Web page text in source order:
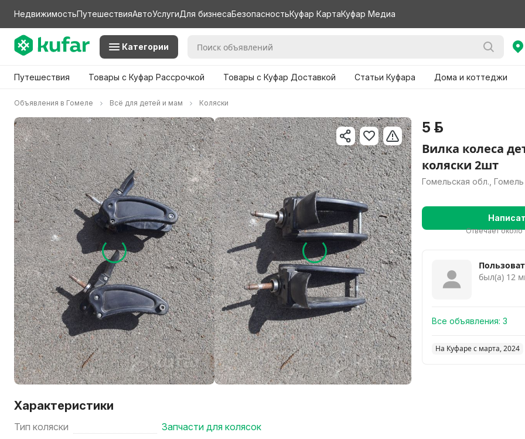
НедвижимостьПутешествияАвтоУслугиДля бизнесаБезопасностьКуфар КартаКуфар Медиа
Категории
Путешествия Товары с Куфар Рассрочкой Товары с Куфар Доставкой Статьи Куфара Дома и коттеджи
Объявления в Гомеле Всё для детей и мам Коляски
Характеристики
Тип коляски
Запчасти для колясок
5 р.
Вилка колеса
коляски 2шт
Гомельская обл., Гомель
Отвечает около
был(а) 12
Все объявления: 3
На Куфаре с марта, 2024